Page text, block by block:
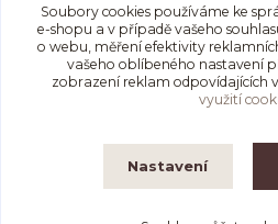
info@infinitypierce.cz
Soubory cookies používáme ke
e-shopu a v případě vašeho
o webu, měření efektivity
vašeho oblíbeného nastavení
zobrazení reklam odpovídajících
využití
Nastavení